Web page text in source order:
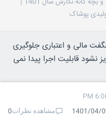
پوشاک
مالی و اعتباری جلوگیری
نشود قابلیت اجرا پیدا نمی
1401/04/
مشاهده نظرات0